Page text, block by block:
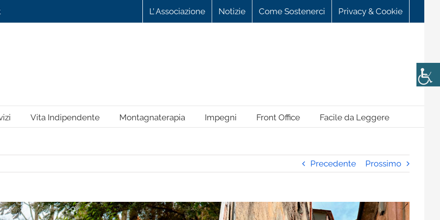
L’ Associazione Notizie Come Sostenerci Privacy & Cookie
Vita Indipendente Montagnaterapia Impegni Front Office Facile da Leggere
Precedente Prossimo